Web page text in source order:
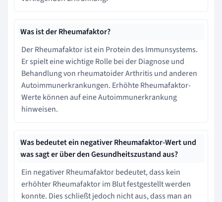
Was ist der Rheumafaktor?
Der Rheumafaktor ist ein Protein des Immunsystems.
Er spielt eine wichtige Rolle bei der Diagnose und
Behandlung von rheumatoider Arthritis und anderen
Autoimmunerkrankungen. Erhöhte Rheumafaktor-
Werte können auf eine Autoimmunerkrankung
hinweisen.
Was bedeutet ein negativer Rheumafaktor-Wert und
was sagt er über den Gesundheitszustand aus?
Ein negativer Rheumafaktor bedeutet, dass kein
erhöhter Rheumafaktor im Blut festgestellt werden
konnte. Dies schließt jedoch nicht aus, dass man an